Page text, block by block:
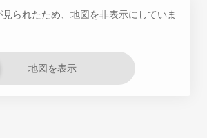
られたため、地図を非表示にしていま
地図を表示